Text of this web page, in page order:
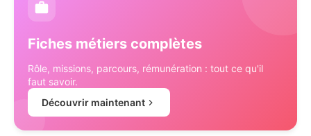
Fiches métiers complètes
Rôle, missions, parcours, rémunération : tout ce qu'il
faut savoir.
Découvrir maintenant